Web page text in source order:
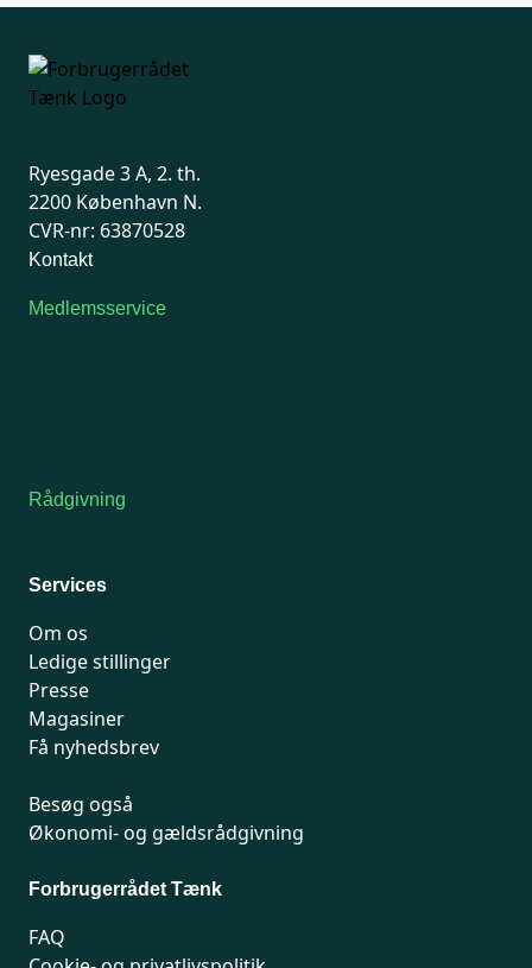
Ryesgade 3 A, 2. th.
2200 København N.
CVR-nr: 63870528
Kontakt
Medlemsservice
Rådgivning
Services
Om os
Ledige stillinger
Presse
Magasiner
Få nyhedsbrev
Besøg også
Økonomi- og gældsrådgivning
Forbrugerrådet Tænk
FAQ